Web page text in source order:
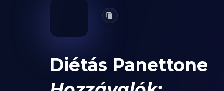
Diétás Panettone